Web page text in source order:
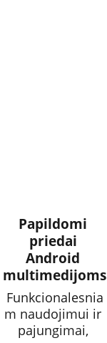
Papildomi
priedai
Android
multimedijoms
Funkcionalesnia
m naudojimui ir
pajungimai,